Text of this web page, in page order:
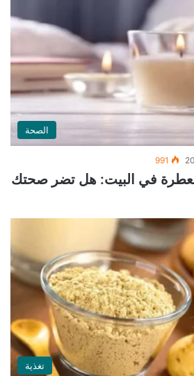
الصحة
991
في البيت: هل تضر صحتك
تغذية